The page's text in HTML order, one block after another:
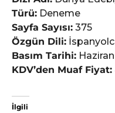
Türü: Deneme
Sayfa Sayısı: 375
Özgün Dili:
Basım Tarihi:
KDV’den Muaf Fiyat:
İlgili